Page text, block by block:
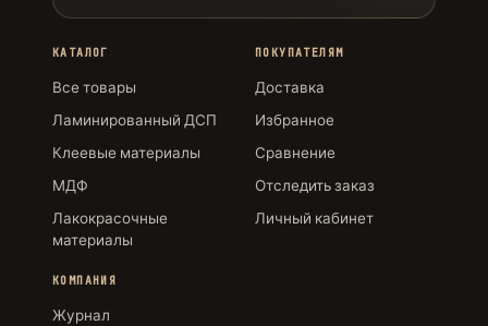
КАТАЛОГ
Все товары
Ламинированный ДСП
Клеевые материалы
МДФ
Лакокрасочные
материалы
ПОКУПАТЕЛЯМ
Доставка
Избранное
Сравнение
Отследить заказ
Личный кабинет
КОМПАНИЯ
Журнал